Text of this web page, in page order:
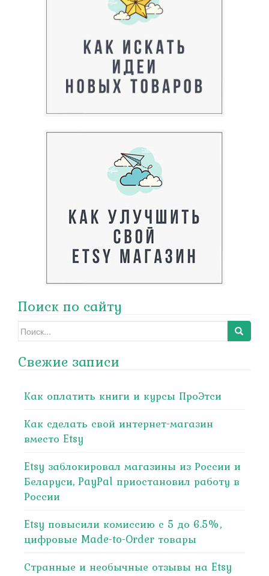
Поиск по сайту
Search
for:
Свежие записи
Как оплатить книги и курсы ПроЭтси
Как сделать свой интернет-магазин
вместо Etsy
Etsy заблокировал магазины из России и
Беларуси, PayPal приостановил работу в
России
Etsy повысили комиссию с 5 до 6.5%,
цифровые Made-to-Order товары
Странные и необычные отзывы на Etsy